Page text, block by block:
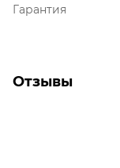
Гарантия
Отзывы